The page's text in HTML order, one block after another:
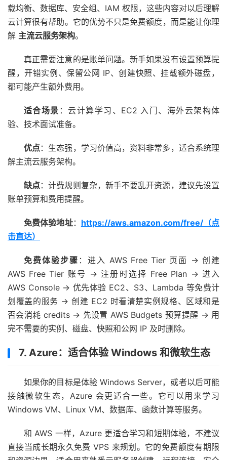
载均衡、数据库、安全组、IAM 权限，这些内容对以后理解
云计算很有帮助。它的优势不只是免费额度，而是能让你理
解 主流云服务架构。
真正需要注意的是账单问题。新手如果没有设置预算提
醒，开错实例、保留公网 IP、创建快照、挂载额外磁盘，
都可能产生额外费用。
适合场景 ：云计算学习、EC2 入门、海外云架构体
验、技术面试准备。
优点：生态强，学习价值高，资料非常多，适合系统理
解主流云服务架构。
缺点：计费规则复杂，新手不要乱开资源，建议先设置
账单预算和费用提醒。
免费体验地址： https://aws.amazon.com/free/（点
击直达）
免费体验步骤 ：进入 AWS Free Tier 页面 → 创建
AWS Free Tier 账号 → 注册时选择 Free Plan → 进入
AWS Console → 优先体验 EC2、S3、Lambda 等免费计
划覆盖的服务 → 创建 EC2 时看清楚实例规格、区域和是
否会消耗 credits → 先设置 AWS Budgets 预算提醒 → 用
完不需要的实例、磁盘、快照和公网 IP 及时删除。
7. Azure：适合体验 Windows 和微软生态
如果你的目标是体验 Windows Server，或者以后可能
接触微软生态，Azure 会更适合一些。它可以用来学习
Windows VM、Linux VM、数据库、函数计算等服务。
和 AWS 一样，Azure 更适合学习和短期体验，不建议
直接当成长期永久免费 VPS 来规划。它的免费额度有期限